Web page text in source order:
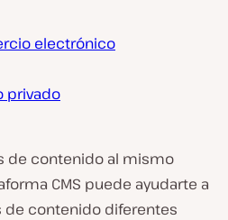
electrónico
privado
de contenido al mismo
CMS puede ayudarte a
contenido diferentes